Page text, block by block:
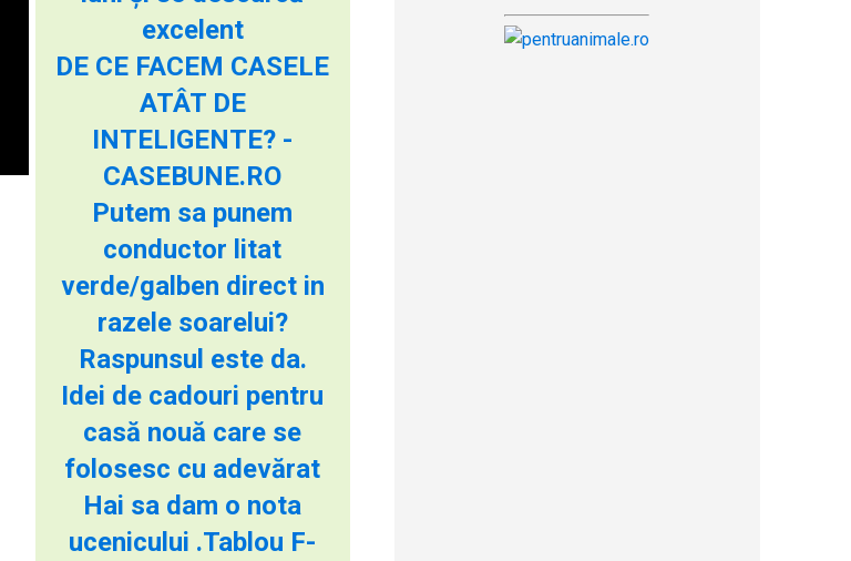
excelent
DE CE FACEM CASELE
ATÂT DE
INTELIGENTE? -
CASEBUNE.RO
Putem sa punem
conductor litat
verde/galben direct in
razele soarelui?
Raspunsul este da.
Idei de cadouri pentru
casă nouă care se
folosesc cu adevărat
Hai sa dam o nota
ucenicului .Tablou F-